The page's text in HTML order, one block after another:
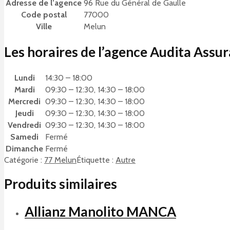
Adresse de l’agence 96 Rue du Général de Gaulle
Code postal
77000
Ville
Melun
Les horaires de l’agence Audita
Lundi
14:30 – 18:00
Mardi
09:30 – 12:30, 14:30 – 18:00
Mercredi 09:30 – 12:30, 14:30 – 18:00
Jeudi
09:30 – 12:30, 14:30 – 18:00
Vendredi 09:30 – 12:30, 14:30 – 18:00
Samedi
Fermé
Dimanche Fermé
Catégorie : 77 MelunÉtiquette : Autre
Produits similaires
Allianz Manolito MANCA